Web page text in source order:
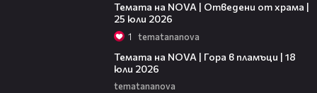
Темата на NOVA | Отведени от храма |
25 юли 2026
1 tematananova
Темата на NOVA | Гора в пламъци | 18
юли 2026
tematananova